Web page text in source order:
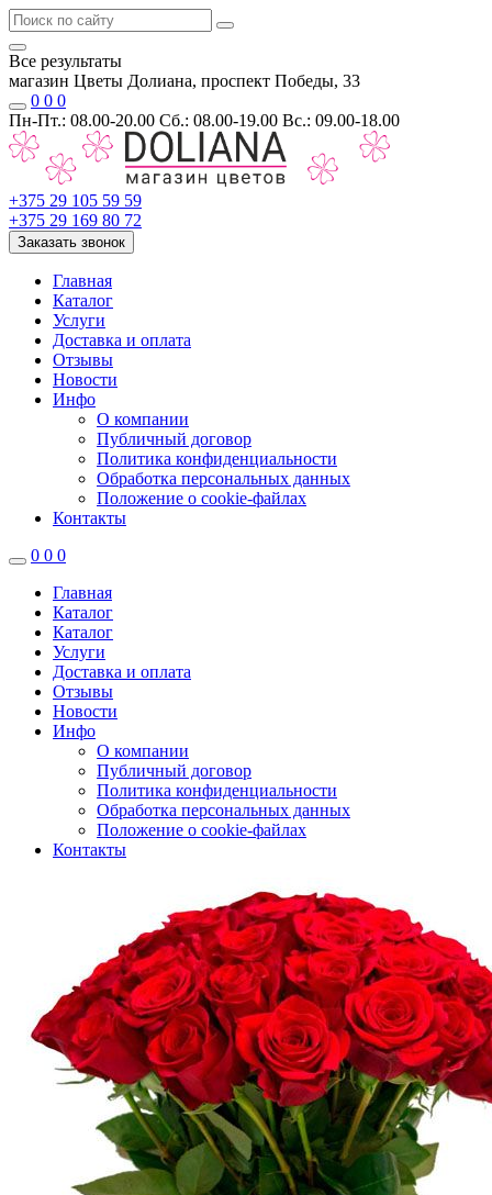
Все результаты
магазин Цветы Долиана, проспект Победы, 33
0 0 0
Пн-Пт.: 08.00-20.00 Сб.: 08.00-19.00 Вс.: 09.00-18.00
+375 29 105 59 59
+375 29 169 80 72
Заказать звонок
Главная
Каталог
Услуги
Доставка и оплата
Отзывы
Новости
Инфо
О компании
Публичный договор
Политика конфиденциальности
Обработка персональных данных
Положение о cookie-файлах
Контакты
0 0 0
Главная
Каталог
Каталог
Услуги
Доставка и оплата
Отзывы
Новости
Инфо
О компании
Публичный договор
Политика конфиденциальности
Обработка персональных данных
Положение о cookie-файлах
Контакты